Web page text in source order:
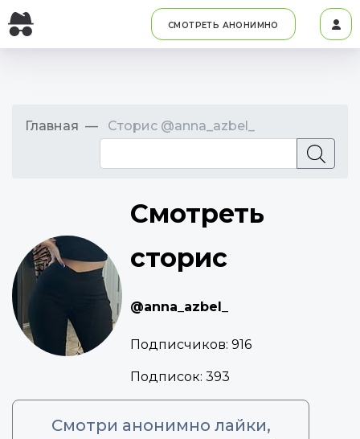
СМОТРЕТЬ АНОНИМНО
Главная Сторис @anna_azbel_
Смотреть
сторис
@anna_azbel_
Подписчиков: 916
Подписок: 393
Смотри анонимно лайки,